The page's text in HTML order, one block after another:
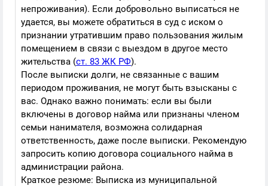
непроживания). Если добровольно выписаться не
удается, вы можете обратиться в суд с иском о
признании утратившим право пользования жилым
помещением в связи с выездом в другое место
жительства (ст. 83 ЖК РФ).
После выписки долги, не связанные с вашим
периодом проживания, не могут быть взысканы с
вас. Однако важно понимать: если вы были
включены в договор найма или признаны членом
семьи нанимателя, возможна солидарная
ответственность, даже после выписки. Рекомендую
запросить копию договора социального найма в
администрации района.
Краткое резюме: Выписка из муниципальной